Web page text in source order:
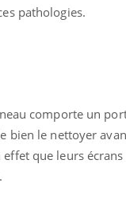
pathologies.
comporte un
bien le nettoyer
que leurs